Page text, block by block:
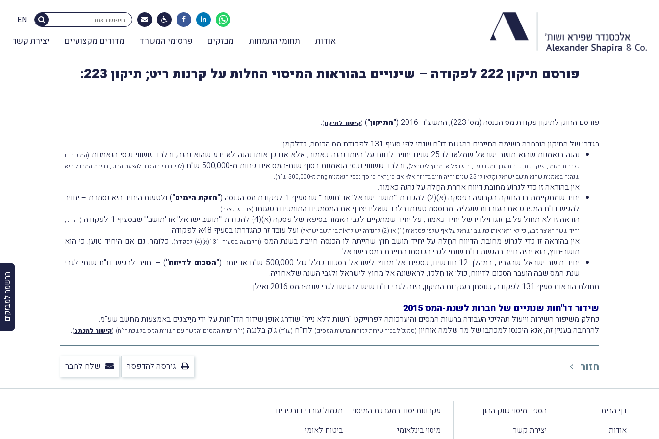
EN
אודות תחומי התמחות מבזקים פרסומי המשרד מדורים מקצועיים יצירת קשר
הרשמה למבזקים
פורסם תיקון 222 לפקודה – שינויים בהוראות המיסוי החלות על קרנות ריט; תיקון 223:
פורסם החוק לתיקון פקודת מס הכנסה (מס' 223), התשע"ו–2016 ( "התיקון")
(קישור לתיקון)
.
בגדרו של התיקון הורחבה רשימת החייבים בהגשת דו"ח שנתי לפי סעיף 131 לפקודת מס הכנסה, כדלקמן:
נהנה בנאמנות שהוא תושב ישראל שמָלאו לו 25 שנים יחויב לדַווח על היותו נהנה כאמור, אלא אם כן אותו נהנה לא ידע שהוא נהנה, ובלבד ששווי נכסי הנאמנות
(המוגדרים
כלרבות מזומן, פיקדונות, ניירות-ערך ומקרקעין, בישראל או מחוץ לישראל), ובלבד ששוווי נכסי הנאמנות בסוף שנת-המס אינו פחות מ-500,000 ש"ח
(לפי דברי-ההסבר להצעת החוק, ברירת המחדל היא
שנהנה בנאמנות שהוא תושב ישראל ומָלאו לו 25 שנים יהיה חייב בדיווח אלא אם כן יַראה כי סך נכסי הנאמנות פָּחת מ-500,000 ש"ח)
.
אין בהוראה זו כדי לגרוֹע מחובת דיווח אחרת החָלה על נהנה כאמור.
יחיד שמתקיימת בו החֲזָקה הקבועה בפסקה (א)(2) להגדרת "'תושב ישראל' או 'תושב'" שבסעיף 1 לפקודת מס הכנסה (
"חזקת הימים") ולטענת היחיד היא נסתרת – יחויב
להגיש דו"ח המפַרט את העוּבדות שעליהן מבוססת טענתו בלבד שאליו יצרף את המסמכים התומכים בטענתו (אם יש כאלה).
הוראה זו לא תחול על בן-זוגו וילדיו של יחיד כאמור, על יחיד שמתקיים לגבי האמור בסיפא של פסקה (א)(4) להגדרת "'תושב ישראל' או 'תושב'" שבסעיף 1 לפקודה
(דהיינו,
יחיד ששר האוצר קבע, כי לא יראו אותו כתושב ישראל על אף שלפי פסקאות (1) או (2) להגדרה יש לראוֹת בו תושב ישראל)
ועל עובד זר כהגדרתו בסעיף 48א לפקודה.
אין בהוראה זו כדי לגרוֹע מחובת הדיווח החָלה על יחיד תושב-חוץ שהייתה לו הכנסה חייבת בשנת-המס (והקבועה בסעיף 131(א)(4) לפקודה)
. כלומר, גם אם היחיד טוען, כי הוא
תושב-חוץ, הוא יהיה חייב בהגשת דו"ח שנתי לגבי הכנסתו החייבת במס בישראל.
יחיד תושב ישראל שהעביר, במהלך 12 חודשים, כספים אל מחוץ לישראל בסכום כולל של 500,000 ש"ח או יותר (
"הסכום לדיווח") – יחויב להגיש דו"ח שנתי לגבי
שנת-המס שבהּ הועבר הסכום לדיווח, כולו או חֵלקו, לראשונה אל מחוץ לישראל ולגבי השנה שלאחריה.
תחולת הוראות סעיף 131 לפקודה, כנוסחן בעקבות התיקון, הינה לגבי דו"ח שיש להגישו לגבי שנת-המס 2016 ואילך.
שידור דו"חות שנתיים של חברות לשנת-המס 2015
כחלק משיפור השירות וייעול תהליכי העבודה ברשות המסים והיערכותה לפרוייקט "רשות ללא נייר" שודרג אופן שידור הדו"חות על-ידי מיַיצגים באמצעות מחשב שע"מ.
להרחבה בעניין זה, אנא היכנסו למכתבו של מר שלמה אוחיון (סמנכ"ל בכיר שירות לקוחות ברשות המסים) לרו"ח (עו"ד) ג'ק בלנגה (יו"ר ועדת המסים והקשר עם רשויות המס בלשכת רו"ח) (קישור למכתב)
.
חזור גירסה להדפסה שלח לחבר
דף הבית
אודות
הספר מיסוי שוק ההון
יצירת קשר
עקרונות יסוד במערכת המיסוי
מיסוי בינלאומי
תגמול עובדים ובכירים
ביטוח לאומי